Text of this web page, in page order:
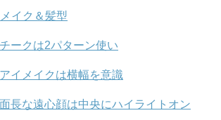
イク＆髪型
ークは2パターン使い
イメイクは横幅を意識
長な遠心顔は中央にハイライトオン